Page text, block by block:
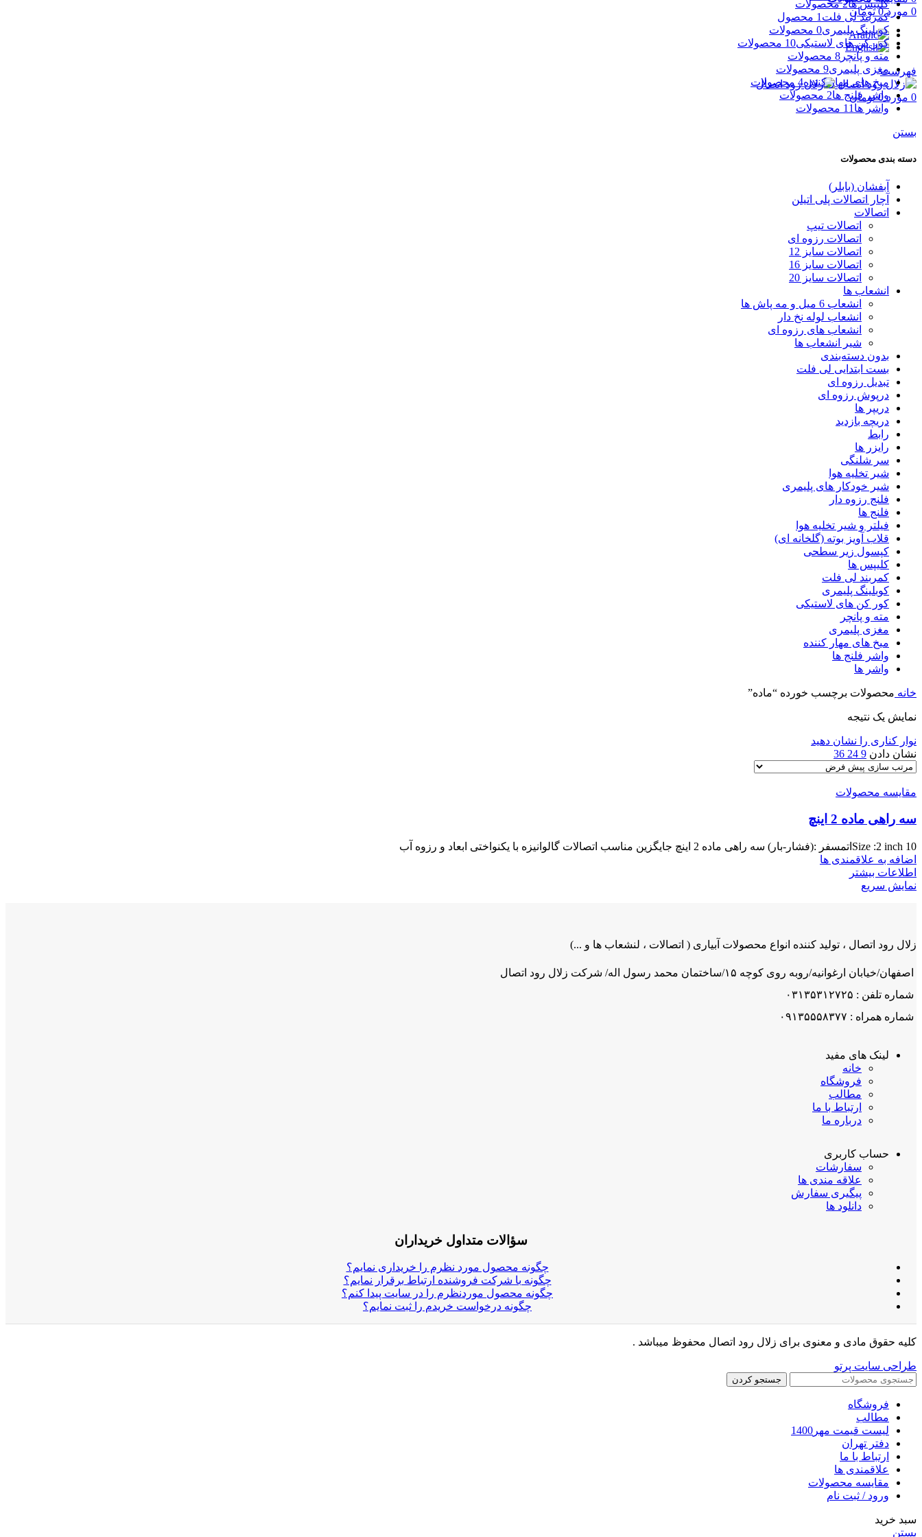
0 مورد 0 تومان
فهرست
0 مورد 0 تومان
کلیپس ها2 محصولات
کمربند لی فلت 1 محصول
کوبلینگ پلیمری0 محصولات
کور کن های لاستیکی10 محصولات
مته و پانچر 8 محصولات
مغزی پلیمری9 محصولات
میخ های مهار کننده4 محصولات
واشر فلنج ها2 محصولات
واشر ها 11 محصولات
بستن
دسته بندی محصولات
آبفشان (بابلر)
آچار اتصالات پلی اتیلن
اتصالات
اتصالات تیپ
اتصالات رزوه ای
اتصالات سایز 12
اتصالات سایز 16
اتصالات سایز 20
انشعاب ها
انشعاب 6 میل و مه پاش ها
انشعاب لوله نخ دار
انشعاب های رزوه ای
شیر انشعاب ها
بدون دسته‌بندی
بست ابتدایی لی فلت
تبدیل رزوه ای
درپوش رزوه ای
دریپر ها
دریچه بازدید
رابط
رایزر ها
سر شلنگی
شیر تخلیه هوا
شیر خودکار های پلیمری
فلنج رزوه دار
فلنج ها
فیلتر و شیر تخلیه هوا
قلاب آویز بوته (گلخانه ای)
کپسول زیر سطحی
کلیپس ها
کمربند لی فلت
کوبلینگ پلیمری
کور کن های لاستیکی
مته و پانچر
مغزی پلیمری
میخ های مهار کننده
واشر فلنج ها
واشر ها
خانه محصولات برچسب خورده “ماده”
نمایش یک نتیجه
نوار کناری را نشان دهید
نشان دادن 9
24
36
مقایسه محصولات
سه راهی ماده 2 اینچ
Size :2 inch 10اتمسفر :(فشار-بار) سه راهی ماده 2 اینچ جایگزین مناسب اتصالات گالوانیزه با یکنواختی ابعاد و رزوه آب
اضافه به علاقمندی ها
اطلاعات بیشتر
نمایش سریع
زلال رود اتصال ، تولید کننده انواع محصولات آبیاری ( اتصالات ، لنشعاب ها و ...)
اصفهان/خیابان ارغوانیه/روبه روی کوچه ۱۵/ساختمان محمد رسول اله/ شرکت زلال رود اتصال
شماره تلفن : ۰۳۱۳۵۳۱۲۷۲۵
شماره همراه : ۰۹۱۳۵۵۵۸۳۷۷
لینک های مفید
خانه
فروشگاه
مطالب
ارتباط با ما
درباره ما
حساب کاربری
سفارشات
علاقه مندی ها
پیگیری سفارش
دانلود ها
سؤالات متداول خریداران
چگونه محصول مورد نظرم را خریداری نمایم؟
چگونه با شرکت فروشنده ارتباط برقرار نمایم؟
چگونه محصول موردنظرم را در سایت پیدا کنم؟
چگونه درخواست خریدم را ثبت نمایم؟
کلیه حقوق مادی و معنوی برای زلال رود اتصال محفوظ میباشد .
طراحی سایت پرتو
جستجو کردن
فروشگاه
مطالب
لیست قیمت مهر1400
دفتر تهران
ارتباط با ما
علاقمندی ها
مقایسه محصولات
ورود / ثبت نام
سبد خرید
بستن